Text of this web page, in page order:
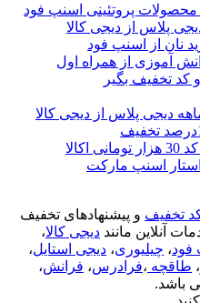
آموزی از همراه اول
کد تخفیف بگیر
استار اسنپ مارکت
تخفیف و پیشنهادهای تخفیف
آنلاین مانند دیجی کالا،
فود، چیلیوری، دیجی استایل،
، طاقچه ،فرادرس، فرانش،
باشد.